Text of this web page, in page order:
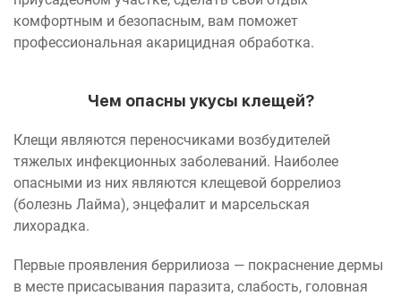
комфортным и безопасным, вам поможет
профессиональная акарицидная обработка.
Чем опасны укусы клещей?
Клещи являются переносчиками возбудителей
тяжелых инфекционных заболеваний. Наиболее
опасными из них являются клещевой боррелиоз
(болезнь Лайма), энцефалит и марсельская
лихорадка.
Первые проявления беррилиоза — покраснение дермы
в месте присасывания паразита, слабость, головная